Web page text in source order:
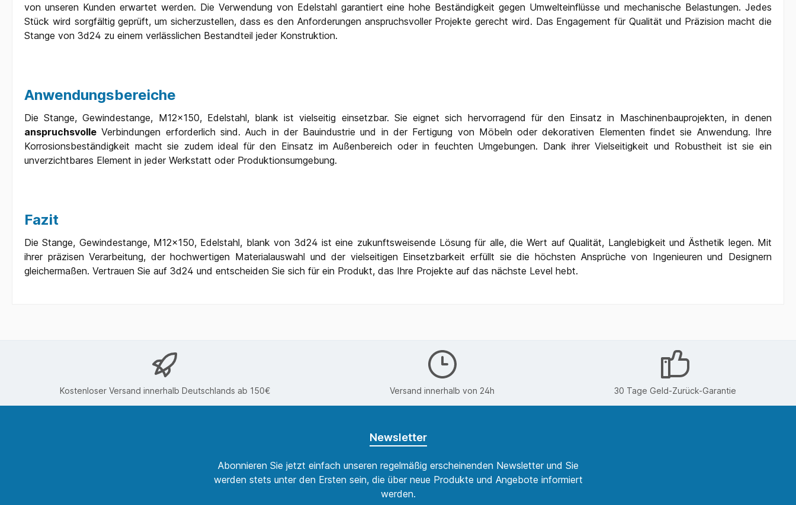
von unseren Kunden erwartet werden. Die Verwendung von Edelstahl garantiert eine hohe Beständigkeit gegen Umwelteinflüsse und mechanische Belastungen. Jedes
Stück wird sorgfältig geprüft, um sicherzustellen, dass es den Anforderungen anspruchsvoller Projekte gerecht wird. Das Engagement für Qualität und Präzision macht die
Stange von 3d24 zu einem verlässlichen Bestandteil jeder Konstruktion.
Anwendungsbereiche
Die Stange, Gewindestange, M12x150, Edelstahl, blank ist vielseitig einsetzbar. Sie eignet sich hervorragend für den Einsatz in Maschinenbauprojekten, in denen
anspruchsvolle Verbindungen erforderlich sind. Auch in der Bauindustrie und in der Fertigung von Möbeln oder dekorativen Elementen findet sie Anwendung. Ihre
Korrosionsbeständigkeit macht sie zudem ideal für den Einsatz im Außenbereich oder in feuchten Umgebungen. Dank ihrer Vielseitigkeit und Robustheit ist sie ein
unverzichtbares Element in jeder Werkstatt oder Produktionsumgebung.
Fazit
Die Stange, Gewindestange, M12x150, Edelstahl, blank von 3d24 ist eine zukunftsweisende Lösung für alle, die Wert auf Qualität, Langlebigkeit und Ästhetik legen. Mit
ihrer präzisen Verarbeitung, der hochwertigen Materialauswahl und der vielseitigen Einsetzbarkeit erfüllt sie die höchsten Ansprüche von Ingenieuren und Designern
gleichermaßen. Vertrauen Sie auf 3d24 und entscheiden Sie sich für ein Produkt, das Ihre Projekte auf das nächste Level hebt.
Kostenloser Versand innerhalb Deutschlands ab 150€ Versand innerhalb von 24h 30 Tage Geld-Zurück-Garantie
Newsletter
Abonnieren Sie jetzt einfach unseren regelmäßig erscheinenden Newsletter und Sie
werden stets unter den Ersten sein, die über neue Produkte und Angebote informiert
werden.